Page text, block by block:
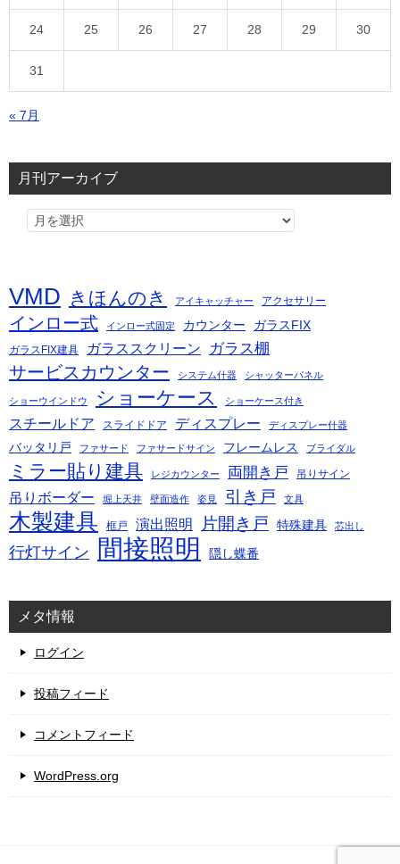
24 25 26 27 28 29 30
31
« 7月
月刊アーカイブ
VMD きほんのき アイキャッチャー アクセサリー
インロー式 インロー式固定 カウンター ガラスFIX
ガラスFIX建具 ガラススクリーン ガラス棚
サービスカウンター システム什器 シャッターパネル
ショーウインドウ ショーケース ショーケース付き
スチールドア スライドドア ディスプレー ディスプレー什器
バッタリ戸 ファサード ファサードサイン フレームレス ブライダル
ミラー貼り建具 レジカウンター 両開き戸 吊りサイン
吊りボーダー 堀上天井 壁面造作 姿見 引き戸 文具
木製建具 框戸 演出照明 片開き戸 特殊建具 芯出し
行灯サイン 間接照明 隠し蝶番
メタ情報
ログイン
投稿フィード
コメントフィード
WordPress.org